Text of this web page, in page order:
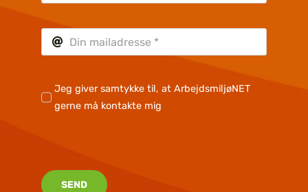
Jeg giver samtykke til, at ArbejdsmiljøNET
gerne må kontakte mig
SEND